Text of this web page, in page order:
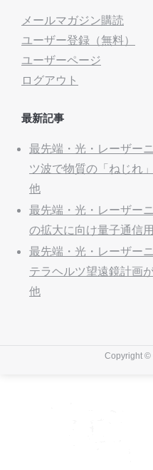
メールマガジン購読
ユーザー登録（無料）
ユーザーページ
ログアウト
最新記事
最先端・光・レーザー
ツ波で物質の「ねじれ
他
最先端・光・レーザー
の拡大に向け量子通信
最先端・光・レーザー
テラヘルツ望遠鏡計画
他
Copyright ©